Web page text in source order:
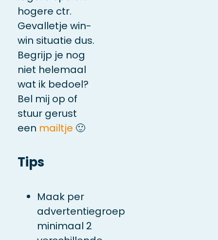
hogere ctr.
Gevalletje win-
win situatie dus.
Begrijp je nog
niet helemaal
wat ik bedoel?
Bel mij op of
stuur gerust
een mailtje 🙂
Tips
Maak per
advertentiegroep
minimaal 2